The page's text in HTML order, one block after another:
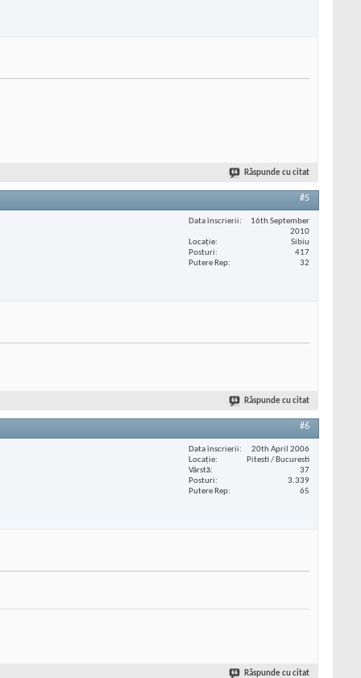
Răspunde cu citat
#5
Data înscrierii
16th September
2010
Locaţie
Sibiu
Posturi
417
Putere Rep
32
Răspunde cu citat
#6
Data înscrierii
20th April 2006
Locaţie
Pitesti / Bucuresti
Vârstă
37
Posturi
3.339
Putere Rep
65
Răspunde cu citat